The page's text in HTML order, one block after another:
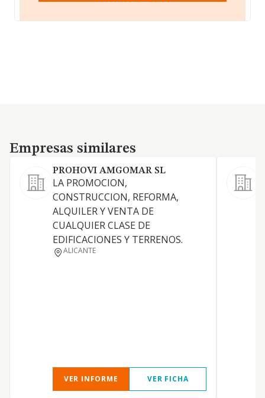
Empresas similares
Empresas similares
PROHOVI AMGOMAR SL
LA PROMOCION,
CONSTRUCCION, REFORMA,
ALQUILER Y VENTA DE
CUALQUIER CLASE DE
EDIFICACIONES Y TERRENOS.
ALICANTE
VER INFORME VER FICHA